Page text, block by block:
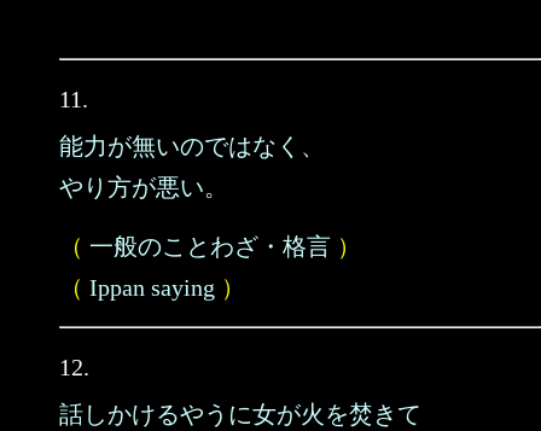
11.
能力が無いのではなく、
やり方が悪い。
（ 一般のことわざ・格言 ）
（ Ippan saying ）
12.
話しかけるやうに女が火を焚きて